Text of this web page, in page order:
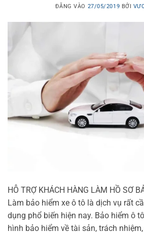
ĐĂNG VÀO 27/05/2019 BỞI
HỖ TRỢ KHÁCH HÀNG LÀM HỒ SƠ
Làm bảo hiểm xe ô tô là dịch vụ rất
dụng phổ biến hiện nay. Bảo hiểm ô
hình bảo hiểm về tài sản, trách